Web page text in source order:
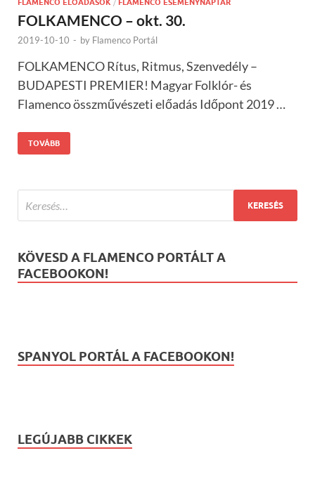
FOLKAMENCO – okt. 30.
2019-10-10 - by Flamenco Portál
FOLKAMENCO Rítus, Ritmus, Szenvedély –
BUDAPESTI PREMIER! Magyar Folklór- és
Flamenco összművészeti előadás Időpont 2019 …
TOVÁBB
KÖVESD A FLAMENCO PORTÁLT A
FACEBOOKON!
SPANYOL PORTÁL A FACEBOOKON!
LEGÚJABB CIKKEK